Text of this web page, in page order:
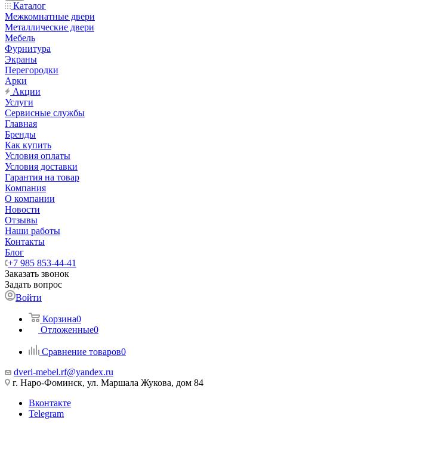
Каталог
Межкомнатные двери
Металлические двери
Мебель
Фурнитура
Экраны
Перегородки
Арки
Акции
Услуги
Сервисные службы
Главная
Бренды
Как купить
Условия оплаты
Условия доставки
Гарантия на товар
Компания
О компании
Новости
Отзывы
Наши работы
Контакты
Блог
+7 985 853-44-41
Заказать звонок
Задать вопрос
Войти
Корзина0
Отложенные0
Сравнение товаров0
dveri-mebel.rf@yandex.ru
г. Наро-Фоминск, ул. Маршала Жукова, дом 84
Вконтакте
Telegram